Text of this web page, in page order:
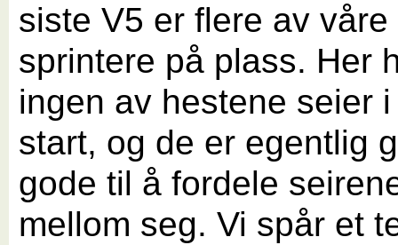
siste V5 er flere av våre
sprintere på plass. Her
ingen av hestene seier
start, og de er egentlig
gode til å fordele
mellom seg. Vi spår et